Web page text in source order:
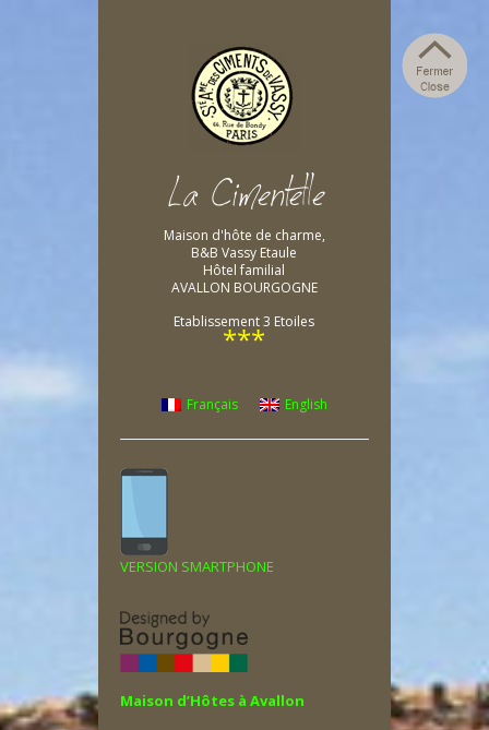
Maison d'hôte de charme,
B&B Vassy Etaule
Hôtel familial
AVALLON BOURGOGNE
Etablissement 3 Etoiles
***
Français English
VERSION SMARTPHONE
Maison d’Hôtes à Avallon